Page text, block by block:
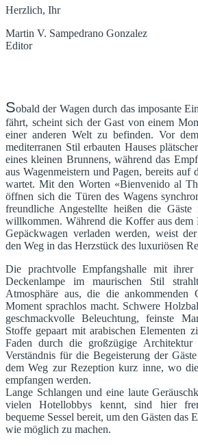
Herzlich, Ihr
Martin V. Sampedrano Gonzalez
Editor
Sobald der Wagen durch das imposante
fährt, scheint sich der Gast von einem
einer anderen Welt zu befinden. Vor
mediterranen Stil erbauten Hauses
eines kleinen Brunnens, während das
aus Wagenmeistern und Pagen, bereits auf
wartet. Mit den Worten «Bienvenido al
öffnen sich die Türen des Wagens
freundliche Angestellte heißen die
willkommen. Während die Koffer aus dem
Gepäckwagen verladen werden, weist
den Weg in das Herzstück des luxuriösen
Die prachtvolle Empfangshalle mit
Deckenlampe im maurischen Stil
Atmosphäre aus, die die ankommenden
Moment sprachlos macht. Schwere
geschmackvolle Beleuchtung, feinste
Stoffe gepaart mit arabischen Elementen
Faden durch die großzügige
Verständnis für die Begeisterung der
dem Weg zur Rezeption kurz inne, wo
empfangen werden.
Lange Schlangen und eine laute
vielen Hotellobbys kennt, sind hier
bequeme Sessel bereit, um den Gästen das
wie möglich zu machen.